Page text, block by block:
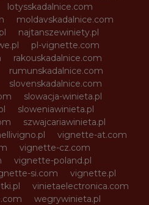
lotysskadalnice.com
moldavskadalnice.com
najtanszewiniety.pl
pl-vignette.com
rakouskadalnice.com
rumunskadalnice.com
slovenskadalnice.com
slowacja-winieta.pl
sloweniawinieta.pl
szwajcariawinieta.pl
vignette-at.com
vignette-cz.com
vignette-poland.pl
si.com
vignette.pl
vinietaelectronica.com
wegrywinieta.pl